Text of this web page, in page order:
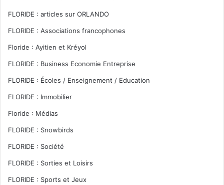
FLORIDE : articles sur ORLANDO
FLORIDE : Associations francophones
Floride : Ayitien et Kréyol
FLORIDE : Business Economie Entreprise
FLORIDE : Écoles / Enseignement / Education
FLORIDE : Immobilier
Floride : Médias
FLORIDE : Snowbirds
FLORIDE : Société
FLORIDE : Sorties et Loisirs
FLORIDE : Sports et Jeux